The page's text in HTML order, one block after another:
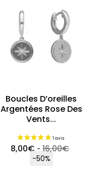
Boucles D’oreilles
Argentées Rose Des
Vents...
8,00€ -16,00€
-50%